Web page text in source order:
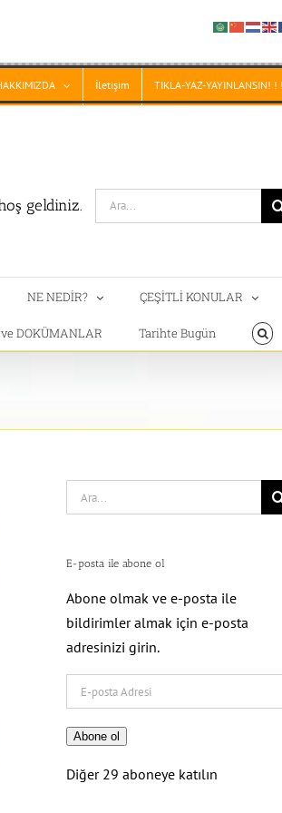
İletişim TIKLA-YAZ-YAYINLANSIN! ! !
geldiniz.
Search
for:
NE NEDİR? ÇEŞİTLİ KONULAR
DOKÜMANLAR Tarihte Bugün
Search
for:
E-posta ile abone ol
Abone olmak ve e-posta ile
bildirimler almak için e-posta
adresinizi girin.
posta
Adresi
Abone ol
Diğer 29 aboneye katılın